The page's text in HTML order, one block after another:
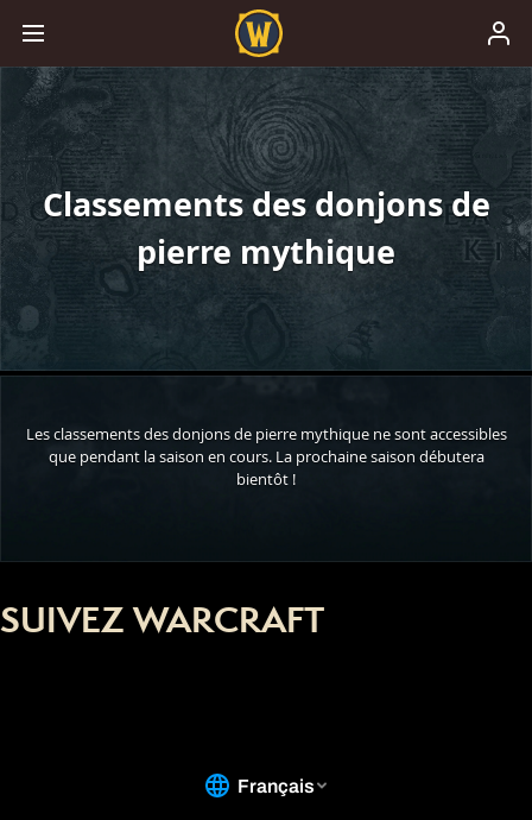
Classements des donjons de
pierre mythique
Les classements des donjons de pierre mythique ne sont accessibles
que pendant la saison en cours. La prochaine saison débutera
bientôt !
SUIVEZ WARCRAFT